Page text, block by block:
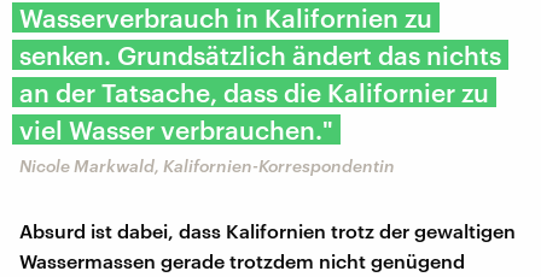
Wasserverbrauch in Kalifornien zu
senken. Grundsätzlich ändert das nichts
an der Tatsache, dass die Kalifornier zu
viel Wasser verbrauchen."
Nicole Markwald, Kalifornien-Korrespondentin
Absurd ist dabei, dass Kalifornien trotz der gewaltigen
Wassermassen gerade trotzdem nicht genügend